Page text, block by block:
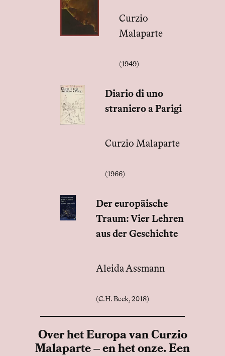
Curzio
Malaparte
(1949)
Diario di uno
straniero a Parigi
Curzio Malaparte
(1966)
Der europäische
Traum: Vier Lehren
aus der Geschichte
Aleida Assmann
(C.H. Beck, 2018)
Over het Europa van Curzio
Malaparte – en het onze. Een